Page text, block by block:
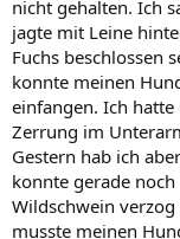
nicht gehalten. Ich
jagte mit Leine
Fuchs beschlossen
konnte meinen
einfangen. Ich
Zerrung im
Gestern hab ich
konnte gerade
Wildschwein
musste meinen